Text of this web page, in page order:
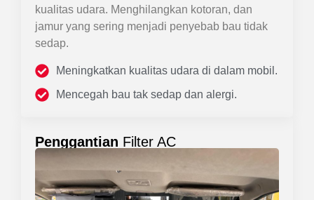
kualitas udara. Menghilangkan kotoran, dan
jamur yang sering menjadi penyebab bau tidak
sedap.
Meningkatkan kualitas udara di dalam mobil.
Mencegah bau tak sedap dan alergi.
Penggantian Filter AC